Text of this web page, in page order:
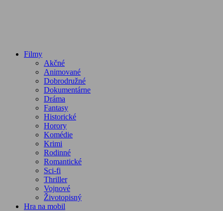
Filmy
Akčné
Animované
Dobrodružné
Dokumentárne
Dráma
Fantasy
Historické
Horory
Komédie
Krimi
Rodinné
Romantické
Sci-fi
Thriller
Vojnové
Životopisný
Hra na mobil